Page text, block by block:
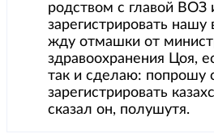
родством с главой ВОЗ
зарегистрировать нашу
жду отмашки от
здравоохранения Цоя,
так и сделаю: попрошу
зарегистрировать
сказал он, полушутя.